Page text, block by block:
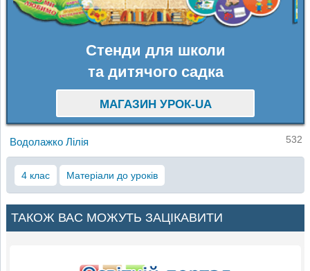
Стенди для школи
та дитячого садка
МАГАЗИН УРОК-UA
Водолажко Лілія 532
4 клас Матеріали до уроків
ТАКОЖ ВАС МОЖУТЬ ЗАЦІКАВИТИ